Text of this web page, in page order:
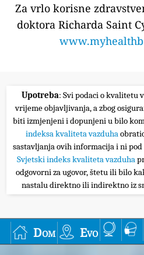
Za vrlo korisne
doktora Richarda Saint
Upotreba: Svi podaci o kvalitetu
vrijeme objavljivanja, a zbog
biti izmjenjeni i dopunjeni u bilo
indeksa kvaliteta vazduha
sastavljanja ovih informacija i ni
Svjetski indeks kvaliteta vazduha
odgovorni za ugovor, štetu ili bilo
nastalu direktno ili indirektno iz
Dom Evo